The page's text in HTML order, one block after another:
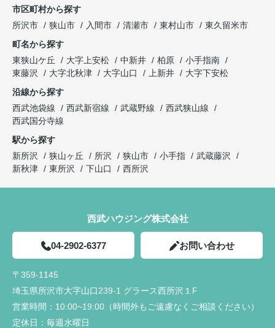
市区町村から探す
所沢市
狭山市 入間市 清瀬市 東村山市
東久留米市
町名から探す
東狭山ケ丘
大字上安松 中新井 柏原
小手指南
東藤沢
大字北秋津 大字山口 上新井
大字下安松
沿線から探す
西武池袋線
西武新宿線 武蔵野線
西武狭山線
西武国分寺線
駅から探す
新所沢
狭山ヶ丘 所沢 狭山市 小手指
武蔵藤沢
新秋津
東所沢 下山口 西所沢
西武ハウジング株式会社
04-2902-6377 お問い合わせ
〒359-1145
埼玉県所沢市大字山口239-1 グラース西所沢１F
営業時間： 10:00~19:00（時間外もご遠慮なくご相談ください）
定休日： 毎週水曜日